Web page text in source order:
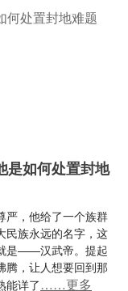
是如何处置封地
严，他给了一个族群
民族永远的名字，这
是——汉武帝。提起
腾，让人想要回到那
能详了……更多